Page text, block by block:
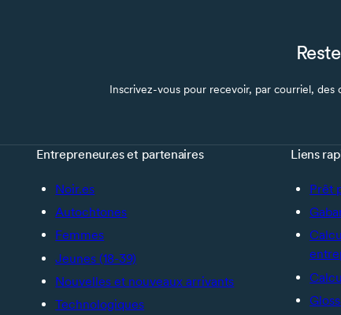
Inscrivez-vous pour recevoir, par courriel, des
Entrepreneur.es et partenaires
Noir.es
Autochtones
Femmes
Jeunes (18-39)
Nouvelles et nouveaux arrivants
Technologiques
Liens
Prêt